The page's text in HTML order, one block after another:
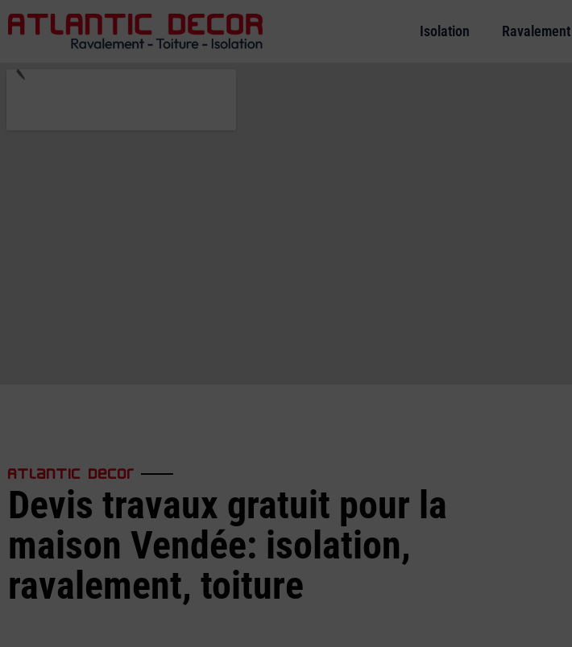
Isolation
Atlantic decor
Devis travaux gratuit pour la
maison Vendée: isolation,
ravalement, toiture